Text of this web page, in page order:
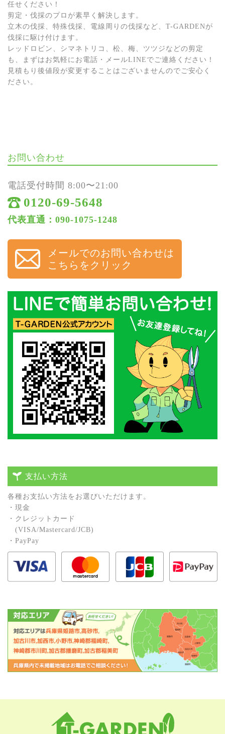
任せください！
剪定・伐採のプロが素早く解決します。
立木の伐採、特殊伐採、電線周りの伐採など、T-GARDENが
伐採に駆け付けます。
レッドロビン、シマネトリコ、松、梅、ツツジなどの剪定
も、まずはお気軽にお電話・メールLINEでご連絡ください！
見積もり後値段が変更することはございませんのでご安心く
ださい。
お問い合わせ
電話受付時間 8:00〜21:00
0120-69-5648
代表直通：090-1075-1248
メールでのお問い合わせは
こちらをクリック
支払い方法
各種お⽀払い⽅法をお選びいただけます。
・現⾦
・クレジットカード
(VISA/Mastercard/JCB)
・PayPay